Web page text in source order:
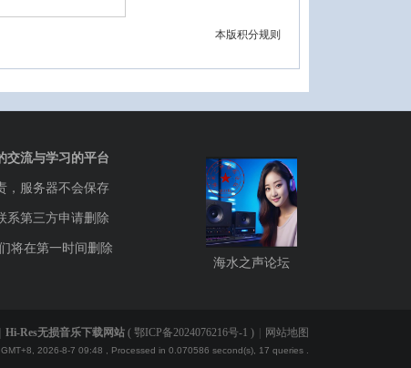
本版积分规则
交流与学习的平台
，服务器不会保存
系第三方申请删除
将在第一时间删除
海水之声论坛
Hi-Res无损音乐下载网站 ( 鄂ICP备2024076216号-1 ) 网站地图
GMT+8, 2026-8-7 09:48 , Processed in 0.070586 second(s), 17 queries .